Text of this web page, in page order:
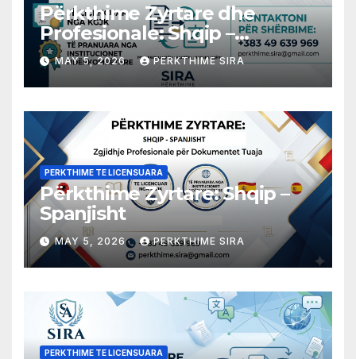
Përkthime Zyrtare dhe
Profesionale: Shqip –
Arabisht
MAY 5, 2026 PERKTHIME SIRA
PERKTHIME TE LICENSUARA
Përkthime Zyrtare: Shqip –
Spanjisht
MAY 5, 2026 PERKTHIME SIRA
PERKTHIME TE LICENSUARA